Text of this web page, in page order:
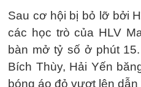
Sau cơ hội bị bỏ lỡ bởi
các học trò của HLV
bàn mở tỷ số ở phút
Bích Thùy, Hải Yến
bóng áo đỏ vượt lên